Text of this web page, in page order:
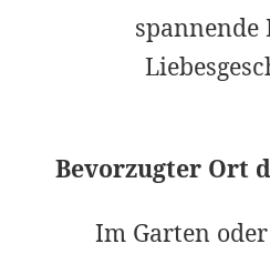
spannende
Bevorzugter Ort
Im Garten